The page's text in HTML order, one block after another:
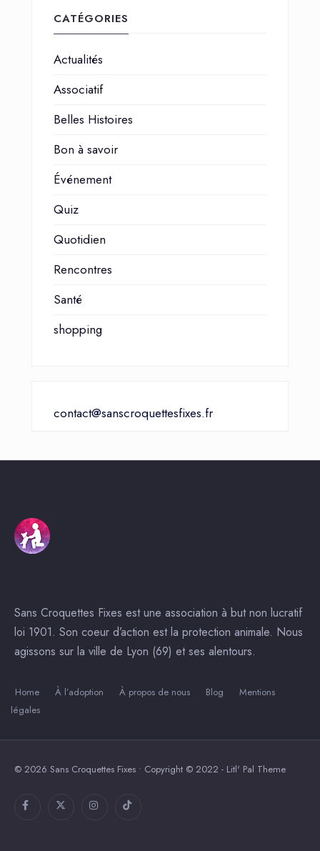
CATÉGORIES
Actualités
Associatif
Belles Histoires
Bon à savoir
Événement
Quiz
Quotidien
Rencontres
Santé
shopping
contact@sanscroquettesfixes.fr
Sans Croquettes Fixes est une association à but non lucratif
loi 1901. Son coeur d’action est la protection animale. Nous
agissons sur la ville de Lyon (69) et ses alentours.
Home À l’adoption À propos de nous Blog
Mentions
légales
© 2026 Sans Croquettes Fixes • Copyright © 2022 - Litl' Pal Theme